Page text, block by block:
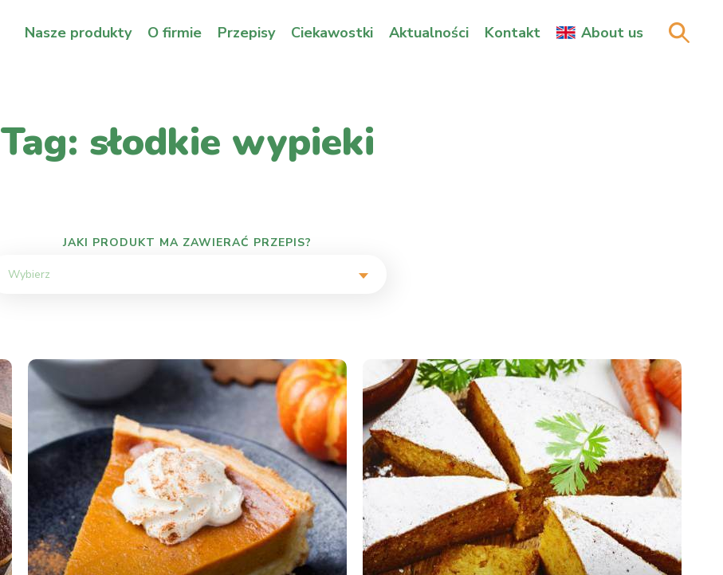
Nasze produkty O firmie Przepisy Ciekawostki Aktualności Kontakt About us
Tag: słodkie wypieki
JAKI PRODUKT MA ZAWIERAĆ PRZEPIS?
Wybierz